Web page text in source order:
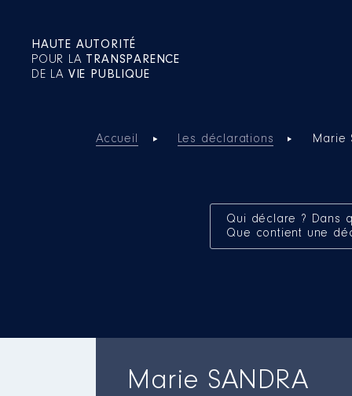
HAUTE AUTORITÉ
POUR LA TRANSPARENCE
DE LA VIE PUBLIQUE
Accueil Les déclarations Marie
Qui déclare ? Dans
Que contient une
Marie SANDRA